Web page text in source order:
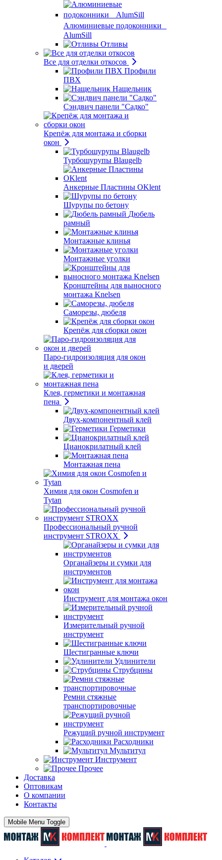
Алюминиевые подоконники
AlumSill
Отливы
Все для отделки откосов
Профили
ПВХ
Нащельник
Сэндвич панели "Садко"
Крепёж для монтажа и сборки
окон
Турбошурупы Blaugelb
Анкерные Пластины OKlent
Шурупы по бетону
Дюбель
рамный
Монтажные клинья
Монтажные уголки
Кронштейны для выносного
монтажа Knelsen
Саморезы, дюбеля
Крепёж для сборки окон
Паро-гидроизоляция для окон
и дверей
Клея, герметики и монтажная
пена
Двух-компонентный клей
Герметики
Цианокрилатный клей
Монтажная пена
Химия для окон Cosmofen и
Tytan
Профессиональный ручной
инструмент STROXX
Органайзеры и сумки для
инструментов
Инструмент для монтажа окон
Измерительный ручной
инструмент
Шестигранные ключи
Удлинители
Струбцины
Ремни стяжные
транспортировочные
Режущий ручной инструмент
Расходники
Мультитул
Инструмент
Прочее
Доставка
Оптовикам
О компании
Контакты
Mobile Menu Toggle